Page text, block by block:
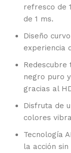
refresco de
de 1 ms.
Diseño
experiencia
Redescubre
negro puro
gracias al
Disfruta de
colores
Tecnología
la acción